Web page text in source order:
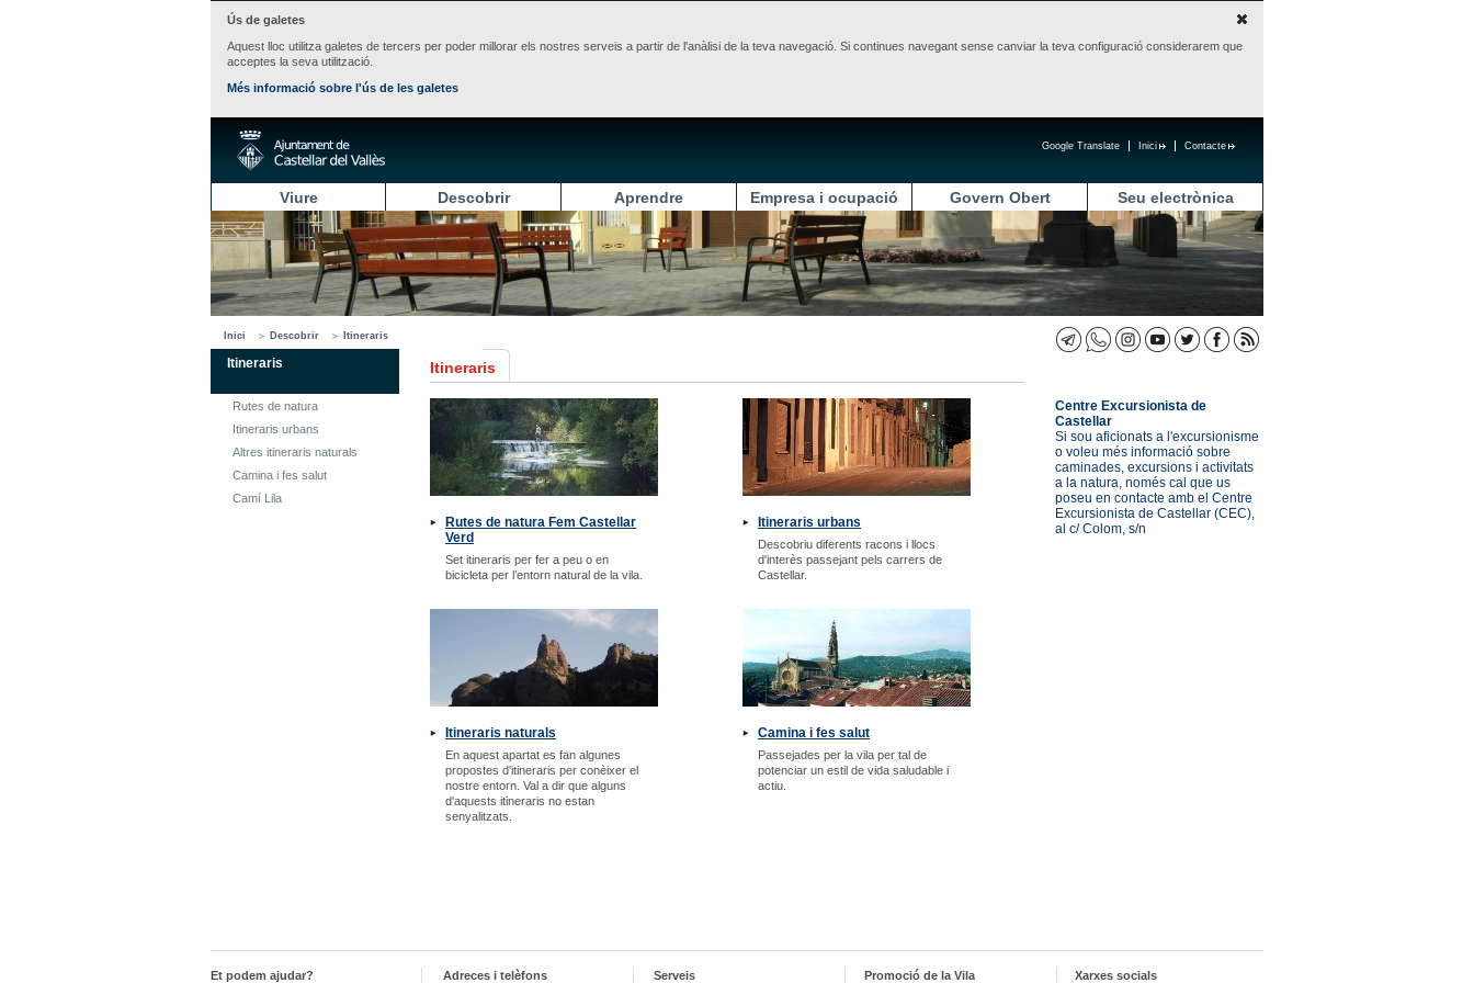
Ús de galetes
Aquest lloc utilitza galetes de tercers per poder millorar els nostres serveis a partir de l'anàlisi de la teva navegació. Si continues navegant sense canviar la teva configuració considerarem que
acceptes la seva utilització.
Més informació sobre l'ús de les galetes
Contacte
Inici
Google Translate
Viure Descobrir Aprendre Empresa i ocupació Govern Obert Seu electrònica
Inici Descobrir Itineraris
Itineraris
Rutes de natura
Itineraris urbans
Altres itineraris naturals
Camina i fes salut
Camí Lila
Itineraris
Rutes de natura Fem Castellar
Verd
Set itineraris per fer a peu o en
bicicleta per l’entorn natural de la vila.
Itineraris urbans
Descobriu diferents racons i llocs
d'interès passejant pels carrers de
Castellar.
Itineraris naturals
En aquest apartat es fan algunes
propostes d'itineraris per conèixer el
nostre entorn. Val a dir que alguns
d'aquests itineraris no estan
senyalitzats.
Camina i fes salut
Passejades per la vila per tal de
potenciar un estil de vida saludable i
actiu.
Centre Excursionista de
Castellar
Si sou aficionats a l'excursionisme
o voleu més informació sobre
caminades, excursions i activitats
a la natura, només cal que us
poseu en contacte amb el Centre
Excursionista de Castellar (CEC),
al c/ Colom, s/n
Et podem ajudar? Adreces i telèfons Serveis Promoció de la Vila Xarxes socials